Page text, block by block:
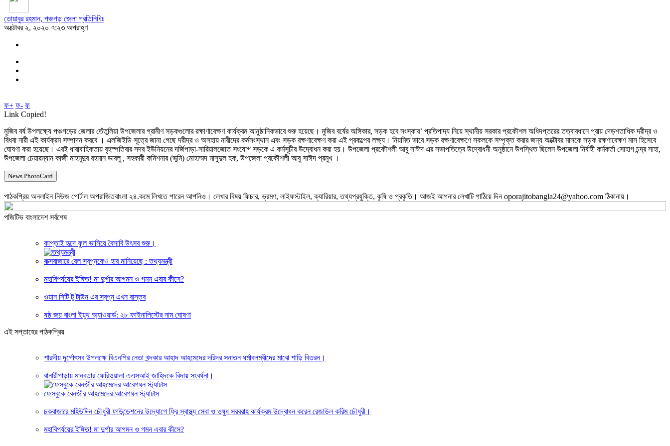
তোয়াবুর রহমান, পঞ্চগড় জেলা প্রতিনিধিঃ
অক্টোবর ২, ২০২০ ৭:২৩ অপরাহ্ণ
ফ+ ফ- ফ
Link Copied!
মুজিব বর্ষ উপলক্ষ্যে পঞ্চগড়ের জেলার তেঁতুলিয়া উপজেলার গ্রামীণ সড়কগুলোর রক্ষাণাবেক্ষণ কার্যক্রম আনুষ্ঠানিকভাবে শুরু হয়েছে। মুজিব বর্ষের অঙ্গিকার, সড়ক হবে সংস্কার’ প্রতিপাদ্য নিয়ে স্থানীয় সরকার প্রকৌশল অধিদপ্তরের তত্বাবধানে প্রায় দেড়শতাধিক দরীদ্র ও
বিধবা নারী এই কার্যক্রম সম্পাদন করবে । এলজিইডি সূত্রে জানা গেছে দরীদ্র ও অসহায় নারীদের কর্মসংস্থান এবং সড়ক রক্ষণাবেক্ষণ করা এই প্রকল্পের লক্ষ্য। নিয়মিত ভাবে সড়ক রক্ষণাবেক্ষণে সকলকে সম্পৃক্ত করার জন্য অক্টোবর মাসকে সড়ক রক্ষণাবেক্ষণ মাস হিসেবে
ঘোষণা করা হয়েছে। এরই ধারাবাহিকতায় বৃহস্পতিবার সদর ইউনিয়নের দর্জিপাড়া-সারিয়ালজোত সংযোগ সড়কে এ কর্মসূচীর উদ্বোধন করা হয়। উপজেলা প্রকৌশলী আবু সাঈদ এর সভাপতিত্বে উদ্বোধনী অনুষ্ঠানে উপস্থিত ছিলেন উপজেলা নির্বাহী কর্মকর্তা সোহাগ চন্দ্র সাহা,
উপজেলা চেয়ারম্যান কাজী মাহমুদুর রহমান ডাবলু , সহকারী কমিশনার (ভুমি) মোহাম্মদ মাসুদুল হক, উপজেলা প্রকৌশলী আবু সাঈদ প্রমুখ ।
News PhotoCard
পাঠকপ্রিয় অনলাইন নিউজ পোর্টাল অপরাজিতবাংলা ২৪.কমে লিখতে পারেন আপনিও। লেখার বিষয় ফিচার, ভ্রমণ, লাইফস্টাইল, ক্যারিয়ার, তথ্যপ্রযুক্তি, কৃষি ও প্রকৃতি। আজই আপনার লেখাটি পাঠিয়ে দিন oporajitobangla24@yahoo.com ঠিকানায়।
পজিটিভ বাংলাদেশ সর্বশেষ
কাপ্তাই হৃদে ফুল ভাসিয়ে বৈসাবি উৎসব শুরু।
কক্সবাজারে রেল স্বপ্নকেও হার মানিয়েছে : তথ্যমন্ত্রী
মহাবিপর্যয়ের ইঙ্গিত! মা দুর্গার আগমন ও গমন এবার কীসে?
ওয়ান সিটি টু টাউন এর স্বপ্ন এখন বাস্তব
ষষ্ঠ জয় বাংলা ইয়ুথ অ্যাওয়ার্ড: ২৮ ফাইনালিস্টের নাম ঘোষণা
এই সপ্তাহের পাঠকপ্রিয়
শারদীয় দূর্গোৎসব উপলক্ষে বিএনপির নেতা খন্দকার আহাদ আহমেদের দরিদ্র সনাতন ধর্মাবলম্বীদের মাঝে শাড়ি বিতরন।
বানারীপাড়ায় মানবতার ফেরিওয়ালা এএসআই জাহিদকে বিদায় সংবর্ধনা।
ফেসবুকে বেনজীর আহমেদের আবেগঘন স্ট্যাটাস
চকবাজারে মহিউদ্দিন চৌধুরী ফাউন্ডেশনের উদ্যোগে ফ্রি স্বাস্থ্য সেবা ও ওষুধ সরবরাহ কার্যক্রম উদ্বোধন করেন রেজাউল করিম চৌধুরী।
মহাবিপর্যয়ের ইঙ্গিত! মা দুর্গার আগমন ও গমন এবার কীসে?